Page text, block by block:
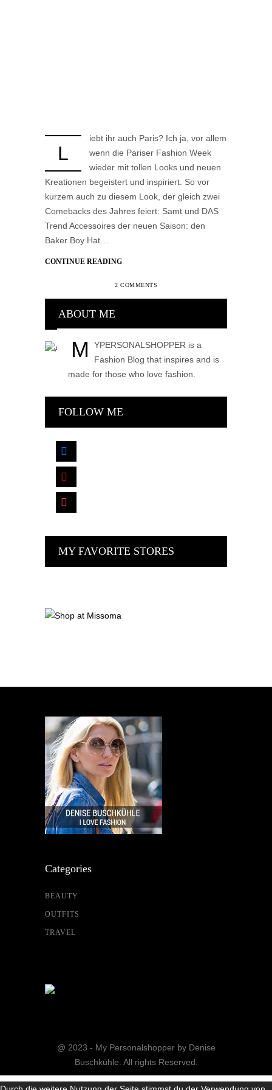
L
iebt ihr auch Paris? Ich ja, vor allem
wenn die Pariser Fashion Week
wieder mit tollen Looks und neuen
Kreationen begeistert und inspiriert. So vor
kurzem auch zu diesem Look, der gleich zwei
Comebacks des Jahres feiert: Samt und DAS
Trend Accessoires der neuen Saison: den
Baker Boy Hat…
CONTINUE READING
2 COMMENTS
ABOUT ME
M
YPERSONALSHOPPER is a
Fashion Blog that inspires and is
made for those who love fashion.
FOLLOW ME
facebook
pinterest
instagram
MY FAVORITE STORES
Categories
BEAUTY
OUTFITS
TRAVEL
@ 2023 - My Personalshopper by Denise
Buschkühle. All rights Reserved.